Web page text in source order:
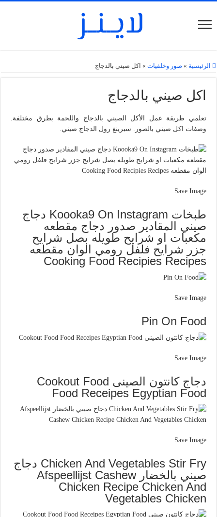
الرئيسية » صور وخلفيات » اكل صيني بالدجاج
اكل صيني بالدجاج
تعلمي طريقة عمل الأكل الصيني بالدجاج واللحمة بطرق مختلفة.
وصفات اكل صيني بالصور. سبرينغ رول الدجاج صيني.
Save Image
طبخات Koooka9 On Instagram دجاج
صيني المقادير صدور دجاج مقطعه
مكعبات او شرايح طويله بصل شرايح
جزر شرايح فلفل رومي الوان مقطعه
Cooking Food Recipies Recipes
Save Image
Pin On Food
Save Image
دجاج كانتون الصينى Cookout Food
Food Receipes Egyptian Food
Save Image
Chicken And Vegetables Stir Fry دجاج
صيني بالخضار Afspeellijst Cashew
Chicken Recipe Chicken And
Vegetables Chicken